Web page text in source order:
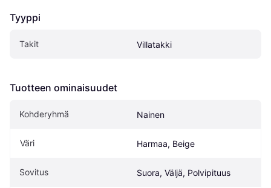
Tyyppi
Takit Villatakki
Tuotteen ominaisuudet
Kohderyhmä Nainen
Väri Harmaa, Beige
Sovitus Suora, Väljä, Polvipituus